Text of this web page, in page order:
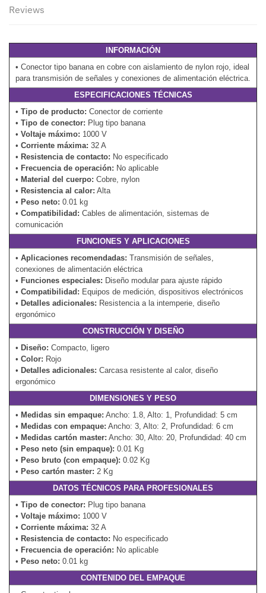
Reviews
INFORMACIÓN
• Conector tipo banana en cobre con aislamiento de nylon rojo, ideal
para transmisión de señales y conexiones de alimentación eléctrica.
ESPECIFICACIONES TÉCNICAS
• Tipo de producto: Conector de corriente
• Tipo de conector: Plug tipo banana
• Voltaje máximo: 1000 V
• Corriente máxima: 32 A
• Resistencia de contacto: No especificado
• Frecuencia de operación: No aplicable
• Material del cuerpo: Cobre, nylon
• Resistencia al calor: Alta
• Peso neto: 0.01 kg
• Compatibilidad: Cables de alimentación, sistemas de
comunicación
FUNCIONES Y APLICACIONES
• Aplicaciones recomendadas: Transmisión de señales,
conexiones de alimentación eléctrica
• Funciones especiales: Diseño modular para ajuste rápido
• Compatibilidad: Equipos de medición, dispositivos electrónicos
• Detalles adicionales: Resistencia a la intemperie, diseño
ergonómico
CONSTRUCCIÓN Y DISEÑO
• Diseño: Compacto, ligero
• Color: Rojo
• Detalles adicionales: Carcasa resistente al calor, diseño
ergonómico
DIMENSIONES Y PESO
• Medidas sin empaque: Ancho: 1.8, Alto: 1, Profundidad: 5 cm
• Medidas con empaque: Ancho: 3, Alto: 2, Profundidad: 6 cm
• Medidas cartón master: Ancho: 30, Alto: 20, Profundidad: 40 cm
• Peso neto (sin empaque): 0.01 Kg
• Peso bruto (con empaque): 0.02 Kg
• Peso cartón master: 2 Kg
DATOS TÉCNICOS PARA PROFESIONALES
• Tipo de conector: Plug tipo banana
• Voltaje máximo: 1000 V
• Corriente máxima: 32 A
• Resistencia de contacto: No especificado
• Frecuencia de operación: No aplicable
• Peso neto: 0.01 kg
CONTENIDO DEL EMPAQUE